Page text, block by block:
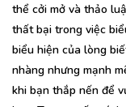
thể cởi mở và thảo
thất bại trong việc
biểu hiện của lòng
nhàng nhưng mạnh
khi bạn thắp nến để